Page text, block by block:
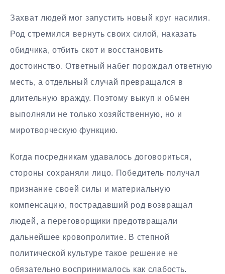
Захват людей мог запустить новый круг насилия.
Род стремился вернуть своих силой, наказать
обидчика, отбить скот и восстановить
достоинство. Ответный набег порождал ответную
месть, а отдельный случай превращался в
длительную вражду. Поэтому выкуп и обмен
выполняли не только хозяйственную, но и
миротворческую функцию.
Когда посредникам удавалось договориться,
стороны сохраняли лицо. Победитель получал
признание своей силы и материальную
компенсацию, пострадавший род возвращал
людей, а переговорщики предотвращали
дальнейшее кровопролитие. В степной
политической культуре такое решение не
обязательно воспринималось как слабость.